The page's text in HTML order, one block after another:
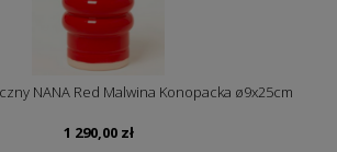
NANA Red Malwina Konopacka ø9x25cm
1 290,00 zł